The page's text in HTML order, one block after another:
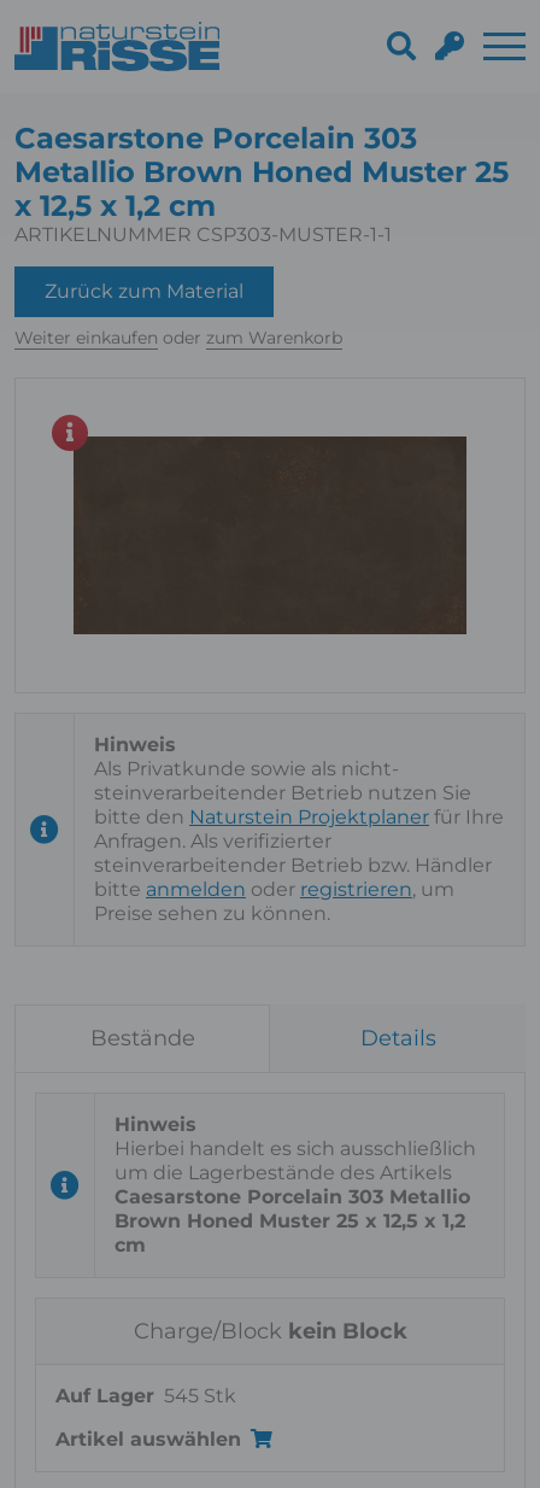
Caesarstone Porcelain 303
Metallio Brown Honed Muster 25
x 12,5 x 1,2 cm
ARTIKELNUMMER CSP303-MUSTER-1-1
Zurück zum Material
Weiter einkaufen oder zum Warenkorb
Als Privatkunde sowie als nicht-
steinverarbeitender Betrieb nutzen Sie
bitte den Naturstein Projektplaner für Ihre
Anfragen. Als verifizierter
steinverarbeitender Betrieb bzw. Händler
bitte anmelden oder registrieren, um
Preise sehen zu können.
Bestände Details
Hierbei handelt es sich ausschließlich
um die Lagerbestände des Artikels
Caesarstone Porcelain 303 Metallio
Brown Honed Muster 25 x 12,5 x 1,2
cm
Charge/Block kein Block
Auf Lager 545 Stk
Artikel auswählen